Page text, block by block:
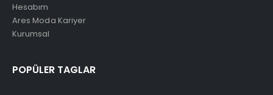
Hesabım
Ares Moda Kariyer
Kurumsal
POPÜLER TAGLAR